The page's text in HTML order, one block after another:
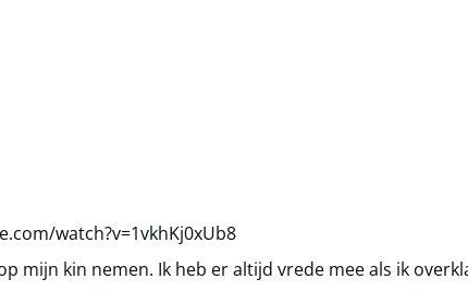
watch?v=1vkhKj0xUb8
mijn kin nemen. Ik heb er altijd vrede mee als ik